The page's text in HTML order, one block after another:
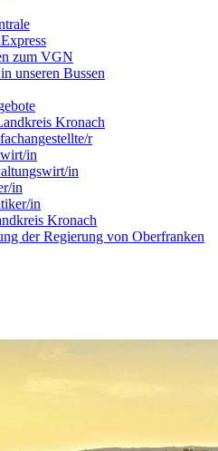
zum VGN
unseren Bussen
Kronach
r
in
in
in
in
Kronach
der Regierung von Oberfranken